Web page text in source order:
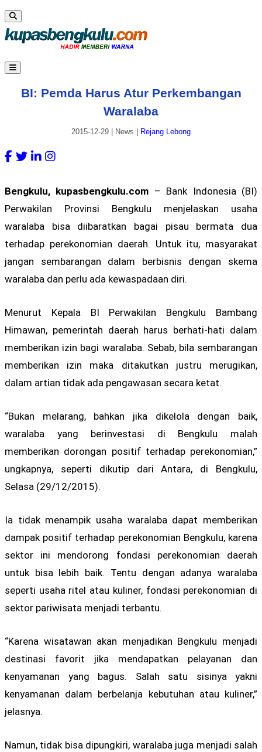
BI: Pemda Harus Atur Perkembangan
Waralaba
2015-12-29 News Rejang Lebong
Bengkulu, kupasbengkulu.com – Bank Indonesia (BI)
Perwakilan Provinsi Bengkulu menjelaskan usaha
waralaba bisa diibaratkan bagai pisau bermata dua
terhadap perekonomian daerah. Untuk itu, masyarakat
jangan sembarangan dalam berbisnis dengan skema
waralaba dan perlu ada kewaspadaan diri.
Menurut Kepala BI Perwakilan Bengkulu Bambang
Himawan, pemerintah daerah harus berhati-hati dalam
memberikan izin bagi waralaba. Sebab, bila sembarangan
memberikan izin maka ditakutkan justru merugikan,
dalam artian tidak ada pengawasan secara ketat.
“Bukan melarang, bahkan jika dikelola dengan baik,
waralaba yang berinvestasi di Bengkulu malah
memberikan dorongan positif terhadap perekonomian,”
ungkapnya, seperti dikutip dari Antara, di Bengkulu,
Selasa (29/12/2015).
Ia tidak menampik usaha waralaba dapat memberikan
dampak positif terhadap perekonomian Bengkulu, karena
sektor ini mendorong fondasi perekonomian daerah
untuk bisa lebih baik. Tentu dengan adanya waralaba
seperti usaha ritel atau kuliner, fondasi perekonomian di
sektor pariwisata menjadi terbantu.
“Karena wisatawan akan menjadikan Bengkulu menjadi
destinasi favorit jika mendapatkan pelayanan dan
kenyamanan yang bagus. Salah satu sisinya yakni
kenyamanan dalam berbelanja kebutuhan atau kuliner,”
jelasnya.
Namun, tidak bisa dipungkiri, waralaba juga menjadi salah